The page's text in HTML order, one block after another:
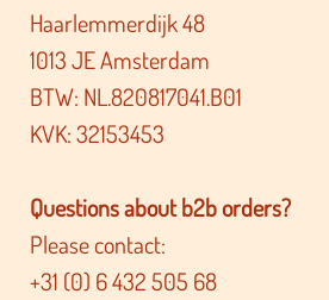
Haarlemmerdijk 48
1013 JE Amsterdam
BTW: NL.820817041.B01
KVK: 32153453
Questions about b2b orders?
Please contact:
+31 (0) 6 432 505 68